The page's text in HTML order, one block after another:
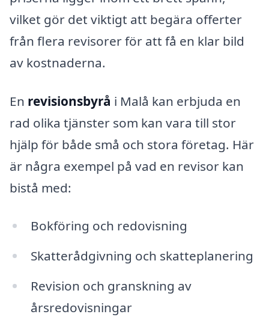
vilket gör det viktigt att begära offerter
från flera revisorer för att få en klar bild
av kostnaderna.
En revisionsbyrå i Malå kan erbjuda en
rad olika tjänster som kan vara till stor
hjälp för både små och stora företag. Här
är några exempel på vad en revisor kan
bistå med:
Bokföring och redovisning
Skatterådgivning och skatteplanering
Revision och granskning av
årsredovisningar